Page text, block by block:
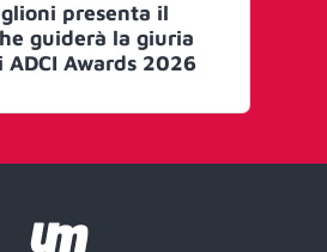
presenta il
guiderà la giuria
ADCI Awards 2026